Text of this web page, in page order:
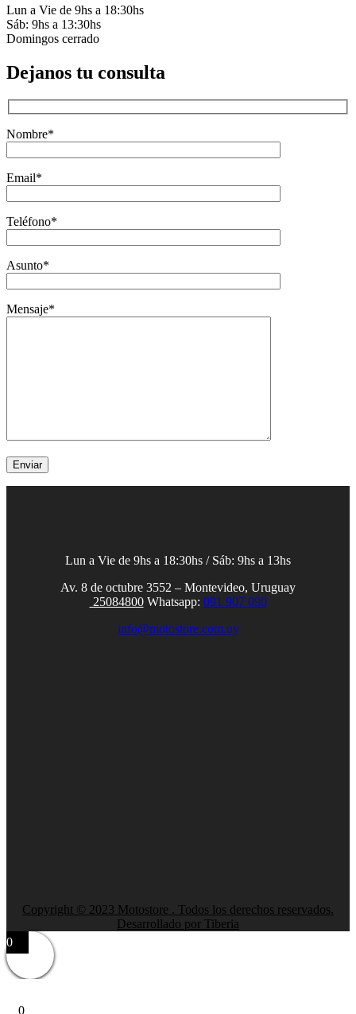
Lun a Vie de 9hs a 18:30hs
Sáb: 9hs a 13:30hs
Domingos cerrado
Dejanos tu consulta
Nombre*
Email*
Teléfono*
Asunto*
Mensaje*
Lun a Vie de 9hs a 18:30hs / Sáb: 9hs a 13hs
Av. 8 de octubre 3552 – Montevideo, Uruguay
25084800Whatsapp: 091 907 090
info@motostore.com.uy
Copyright © 2023 Motostore . Todos los derechos reservados.
Desarrollado por Tiberia
0
0